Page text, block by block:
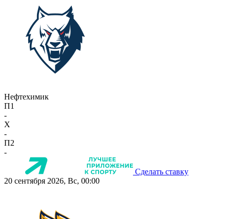
Нефтехимик
П1
-
X
-
П2
-
Сделать ставку
20 сентября 2026, Вс, 00:00